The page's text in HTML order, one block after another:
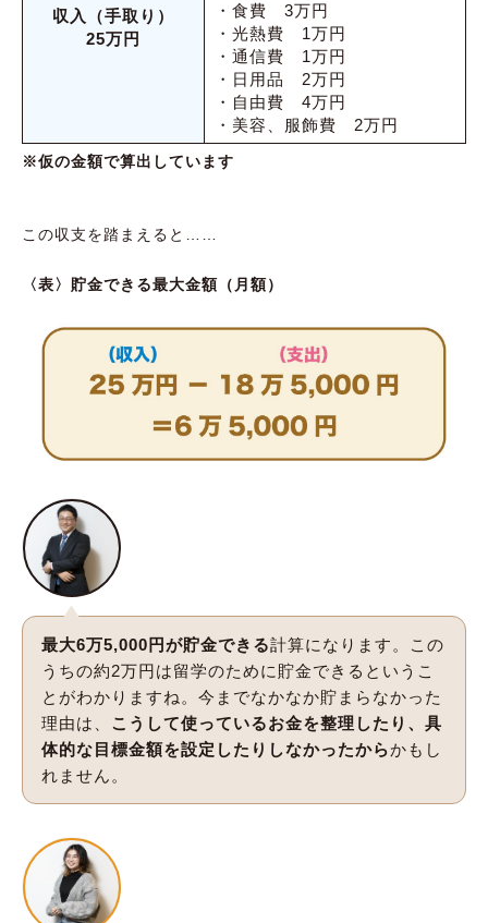
収入（手取り）
25万円
・食費 3万円
・光熱費 1万円
・通信費 1万円
・日用品 2万円
・自由費 4万円
・美容、服飾費 2万円
※仮の金額で算出しています
この収支を踏まえると……
〈表〉貯金できる最大金額（月額）
最大6万5,000円が貯金できる計算になります。この
うちの約2万円は留学のために貯金できるというこ
とがわかりますね。今までなかなか貯まらなかった
理由は、 こうして使っているお金を整理したり、具
体的な目標金額を設定したりしなかったからかもし
れません。